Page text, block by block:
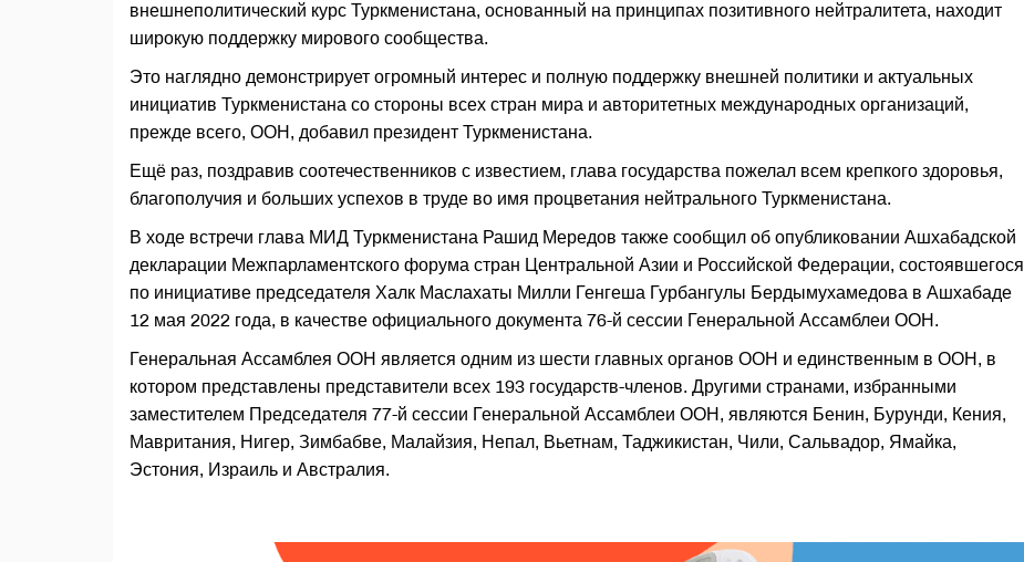
внешнеполитический курс Туркменистана, основанный на принципах позитивного нейтралитета, находит
широкую поддержку мирового сообщества.
Это наглядно демонстрирует огромный интерес и полную поддержку внешней политики и актуальных
инициатив Туркменистана со стороны всех стран мира и авторитетных международных организаций,
прежде всего, ООН, добавил президент Туркменистана.
Ещё раз, поздравив соотечественников с известием, глава государства пожелал всем крепкого здоровья,
благополучия и больших успехов в труде во имя процветания нейтрального Туркменистана.
В ходе встречи глава МИД Туркменистана Рашид Мередов также сообщил об опубликовании Ашхабадской
декларации Межпарламентского форума стран Центральной Азии и Российской Федерации, состоявшегося
по инициативе председателя Халк Маслахаты Милли Генгеша Гурбангулы Бердымухамедова в Ашхабаде
12 мая 2022 года, в качестве официального документа 76-й сессии Генеральной Ассамблеи ООН.
Генеральная Ассамблея ООН является одним из шести главных органов ООН и единственным в ООН, в
котором представлены представители всех 193 государств-членов. Другими странами, избранными
заместителем Председателя 77-й сессии Генеральной Ассамблеи ООН, являются Бенин, Бурунди, Кения,
Мавритания, Нигер, Зимбабве, Малайзия, Непал, Вьетнам, Таджикистан, Чили, Сальвадор, Ямайка,
Эстония, Израиль и Австралия.